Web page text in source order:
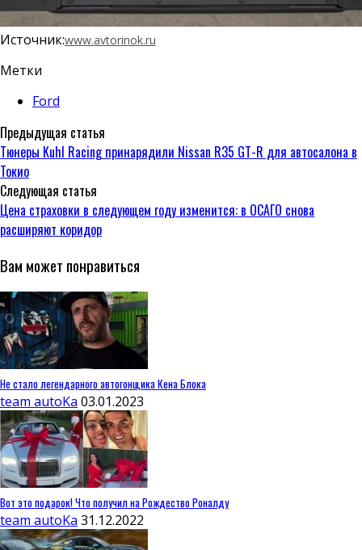
Источник:www.avtorinok.ru
Метки
Ford
Предыдущая статья
Тюнеры Kuhl Racing принарядили Nissan R35 GT-R для автосалона в
Токио
Следующая статья
Цена страховки в следующем году изменится: в ОСАГО снова
расширяют коридор
Вам может понравиться
Не стало легендарного автогонщика Кена Блока
team autoKa 03.01.2023
Вот это подарок! Что получил на Рождество Роналду
team autoKa 31.12.2022